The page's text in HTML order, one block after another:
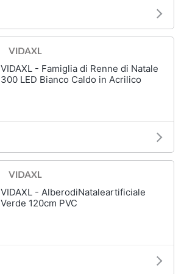
VIDAXL - Famiglia di Renne di Natale
300 LED Bianco Caldo in Acrilico
VIDAXL - AlberodiNataleartificiale
Verde 120cm PVC